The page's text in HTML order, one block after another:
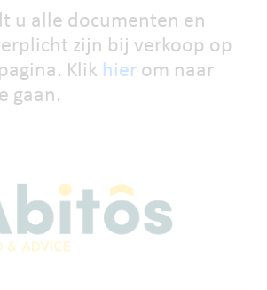
u alle documenten en
zijn bij verkoop op
Klik hierom naar
gaan.